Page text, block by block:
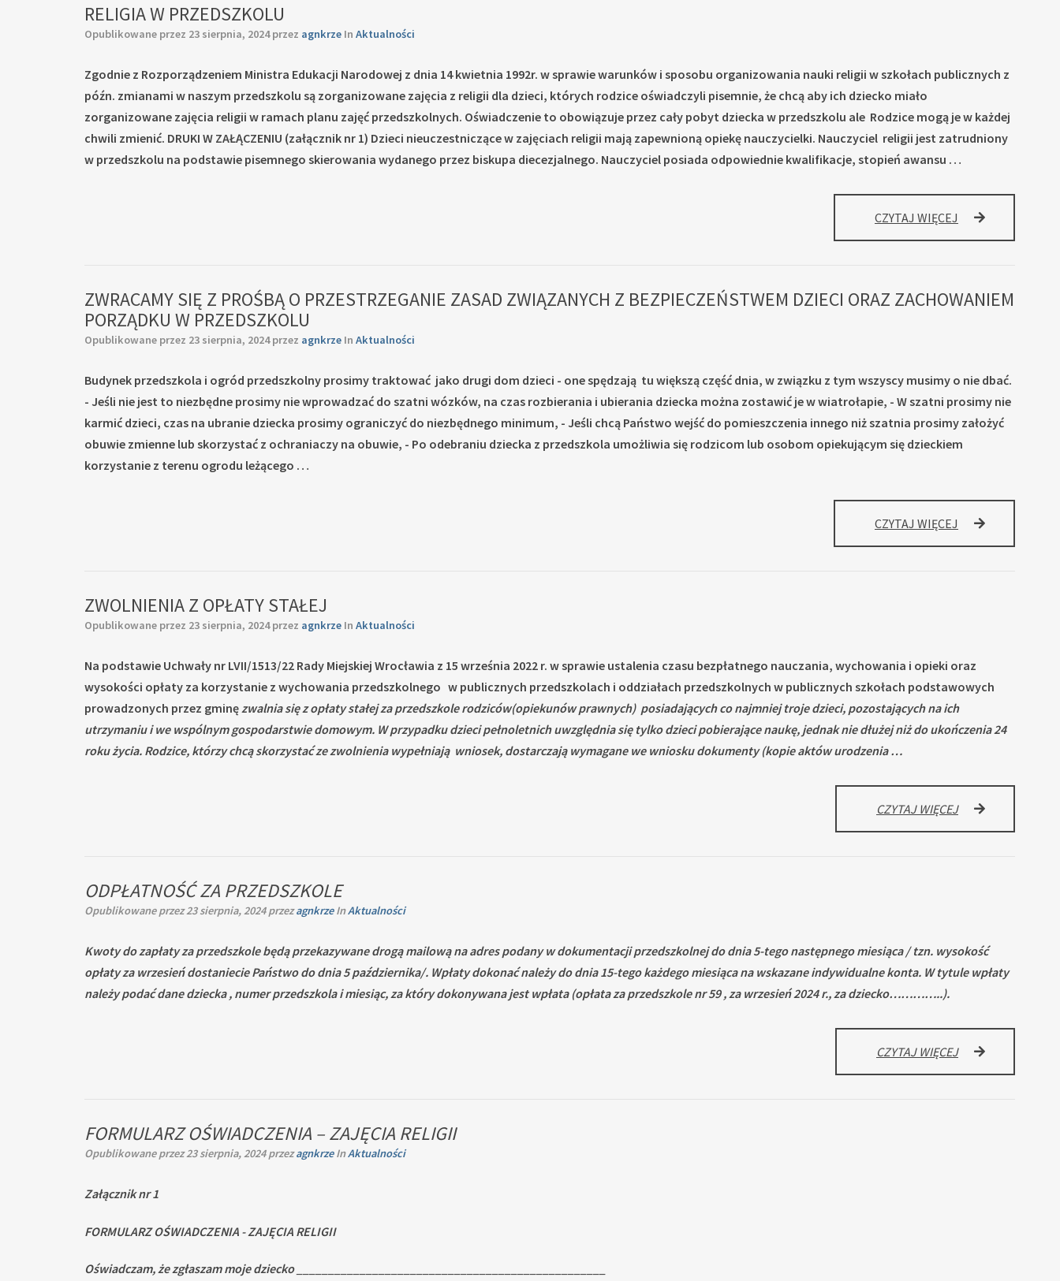
RELIGIA W PRZEDSZKOLU
Opublikowane przez 23 sierpnia, 2024 przez agnkrze In Aktualności
Zgodnie z Rozporządzeniem Ministra Edukacji Narodowej z dnia 14 kwietnia 1992r. w sprawie warunków i sposobu organizowania nauki religii w szkołach publicznych z
późn. zmianami w naszym przedszkolu są zorganizowane zajęcia z religii dla dzieci, których rodzice oświadczyli pisemnie, że chcą aby ich dziecko miało
zorganizowane zajęcia religii w ramach planu zajęć przedszkolnych. Oświadczenie to obowiązuje przez cały pobyt dziecka w przedszkolu ale Rodzice mogą je w każdej
chwili zmienić. DRUKI W ZAŁĄCZENIU (załącznik nr 1) Dzieci nieuczestniczące w zajęciach religii mają zapewnioną opiekę nauczycielki. Nauczyciel religii jest zatrudniony
w przedszkolu na podstawie pisemnego skierowania wydanego przez biskupa diecezjalnego. Nauczyciel posiada odpowiednie kwalifikacje, stopień awansu …
CZYTAJ WIĘCEJ RELIGIA W
ZWRACAMY SIĘ Z PROŚBĄ O PRZESTRZEGANIE ZASAD ZWIĄZANYCH Z BEZPIECZEŃSTWEM DZIECI ORAZ ZACHOWANIEM
PORZĄDKU W PRZEDSZKOLU
Opublikowane przez 23 sierpnia, 2024 przez agnkrze In Aktualności
Budynek przedszkola i ogród przedszkolny prosimy traktować jako drugi dom dzieci - one spędzają tu większą część dnia, w związku z tym wszyscy musimy o nie dbać.
- Jeśli nie jest to niezbędne prosimy nie wprowadzać do szatni wózków, na czas rozbierania i ubierania dziecka można zostawić je w wiatrołapie, - W szatni prosimy nie
karmić dzieci, czas na ubranie dziecka prosimy ograniczyć do niezbędnego minimum, - Jeśli chcą Państwo wejść do pomieszczenia innego niż szatnia prosimy założyć
obuwie zmienne lub skorzystać z ochraniaczy na obuwie, - Po odebraniu dziecka z przedszkola umożliwia się rodzicom lub osobom opiekującym się dzieckiem
korzystanie z terenu ogrodu leżącego …
CZYTAJ WIĘCEJ ZWRACAMY
DZIECI
ORAZ
ZACHOWANIEM
PORZĄDKU
ZWOLNIENIA Z OPŁATY STAŁEJ
Opublikowane przez 23 sierpnia, 2024 przez agnkrze In Aktualności
Na podstawie Uchwały nr LVII/1513/22 Rady Miejskiej Wrocławia z 15 września 2022 r. w sprawie ustalenia czasu bezpłatnego nauczania, wychowania i opieki oraz
wysokości opłaty za korzystanie z wychowania przedszkolnego w publicznych przedszkolach i oddziałach przedszkolnych w publicznych szkołach podstawowych
prowadzonych przez gminę zwalnia się z opłaty stałej za przedszkole rodziców(opiekunów prawnych) posiadających co najmniej troje dzieci, pozostających na ich
utrzymaniu i we wspólnym gospodarstwie domowym. W przypadku dzieci pełnoletnich uwzględnia się tylko dzieci pobierające naukę, jednak nie dłużej niż do ukończenia 24
roku życia. Rodzice, którzy chcą skorzystać ze zwolnienia wypełniają wniosek, dostarczają wymagane we wniosku dokumenty (kopie aktów urodzenia …
CZYTAJ WIĘCEJZWOLNIENIA
ODPŁATNOŚĆ ZA PRZEDSZKOLE
Opublikowane przez23 sierpnia, 2024 przezagnkrzeInAktualności
Kwoty do zapłaty za przedszkole będą przekazywane drogą mailową na adres podany w dokumentacji przedszkolnej do dnia 5-tego następnego miesiąca / tzn. wysokość
opłaty za wrzesień dostaniecie Państwo do dnia 5 października/. Wpłaty dokonać należy do dnia15-tego każdego miesiącana wskazane indywidualne konta. W tytule wpłaty
należy podać dane dziecka , numer przedszkola i miesiąc, za który dokonywana jest wpłata (opłata za przedszkole nr 59 , za wrzesień 2024 r., za dziecko…………..).
CZYTAJ WIĘCEJODPŁATNOŚĆ
FORMULARZ OŚWIADCZENIA – ZAJĘCIA RELIGII
Opublikowane przez23 sierpnia, 2024 przezagnkrzeInAktualności
Załącznik nr 1
FORMULARZ OŚWIADCZENIA - ZAJĘCIA RELIGII
Oświadczam, że zgłaszam moje dziecko _________________________________________________